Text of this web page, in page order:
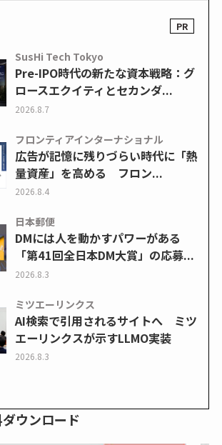
SusHi Tech Tokyo
Pre-IPO時代の新たな資本戦略：グ
ロースエクイティとセカンダ...
2026.8.7
フロンティアインターナショナル
広告が記憶に残りづらい時代に「熱
量資産」を高める フロン...
2026.8.4
日本郵便
DMには人を動かすパワーがある
「第41回全日本DM大賞」の応募...
2026.8.3
ミツエーリンクス
AI検索で引用されるサイトへ ミツ
エーリンクスが示すLLMO実装
2026.8.3
ウンロード